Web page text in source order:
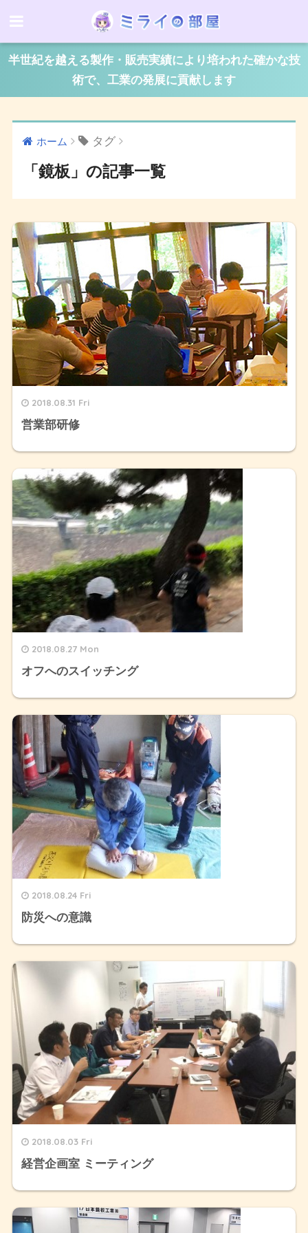
半世紀を越える製作・販売実績により培われた確かな技
術で、工業の発展に貢献します
ホーム タグ
「鏡板」の記事一覧
2018.08.31 Fri
営業部研修
2018.08.27 Mon
オフへのスイッチング
2018.08.24 Fri
防災への意識
2018.08.03 Fri
経営企画室 ミーティング